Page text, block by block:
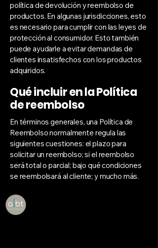
política de devolución y reembolso de
productos. En algunas jurisdicciones, esto
es necesario para cumplir con las leyes de
protección al consumidor. Esto también
puede ayudarle a evitar demandas de
clientes insatisfechos con los productos
adquiridos.
Qué incluir en la Política
de reembolso
En términos generales, una Política de
Reembolso normalmente regula las
siguientes cuestiones: el plazo para
solicitar un reembolso; si el reembolso
será total o parcial; bajo qué condiciones
se reembolsará al cliente; y mucho más.